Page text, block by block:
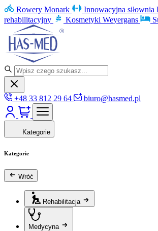
Rowery Monark Innowacyjna siłownia
rehabilitacyjny
Kosmetyki Weyergans
+48 33 812 29 64 biuro@hasmed.pl
Kategorie
Kategorie
Wróć
Rehabilitacja
Medycyna